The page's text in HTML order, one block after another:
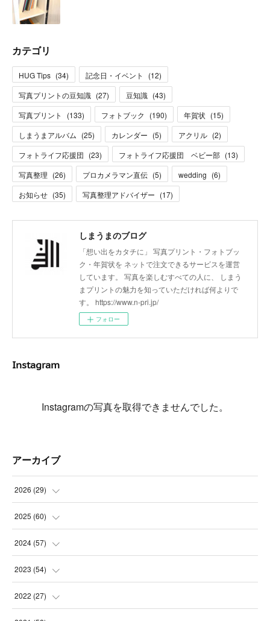
カテゴリ
HUG Tips (34) 記念日・イベント (12)
写真プリントの豆知識 (27) 豆知識 (43)
写真プリント
(133) フォトブック (190) 年賀状 (15)
しまうまアルバム (25) カレンダー (5) アクリル (2)
フォトライフ応援団 (23) フォトライフ応援団 ベビー部 (13)
写真整理 (26) プロカメラマン直伝 (5) wedding (6)
お知らせ (35) 写真整理アドバイザー (17)
しまうまのブログ
「想い出をカタチに」 写真プリント・フォトブッ
ク・年賀状を ネットで注文できるサービスを運営
しています。 写真を楽しむすべての人に、 しまう
まプリントの魅力を知っていただければ何よりで
す。 https://www.n-pri.jp/
フォロー
Instagram
Instagramの写真を取得できませんでした。
アーカイブ
2026 (29)
(5
(3
(7
(6
2025 (60)
(3
(3
(3
(2
2024 (57)
(4
(5
(2
2023 (54)
(6
2022 (27)